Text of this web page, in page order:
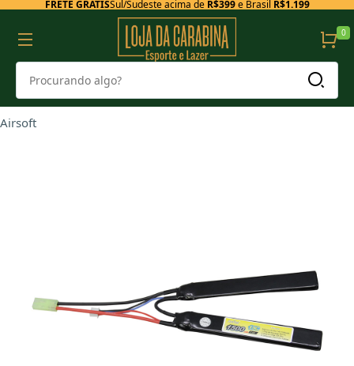
FRETE GRÁTISSul/Sudeste acima de R$399e Brasil R$1.199
0
Airsoft